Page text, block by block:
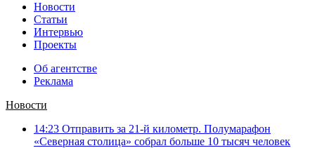
Новости
Статьи
Интервью
Проекты
Об агентстве
Реклама
Новости
14:23 Отправить за 21-й километр. Полумарафон
«Северная столица» собрал больше 10 тысяч человек